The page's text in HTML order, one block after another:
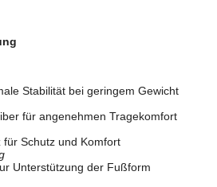
Stabilität bei geringem Gewicht
für angenehmen Tragekomfort
für Schutz und Komfort
Unterstützung der Fußform